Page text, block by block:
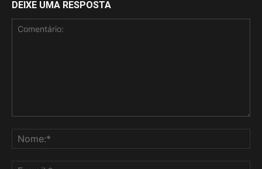
DEIXE UMA RESPOSTA